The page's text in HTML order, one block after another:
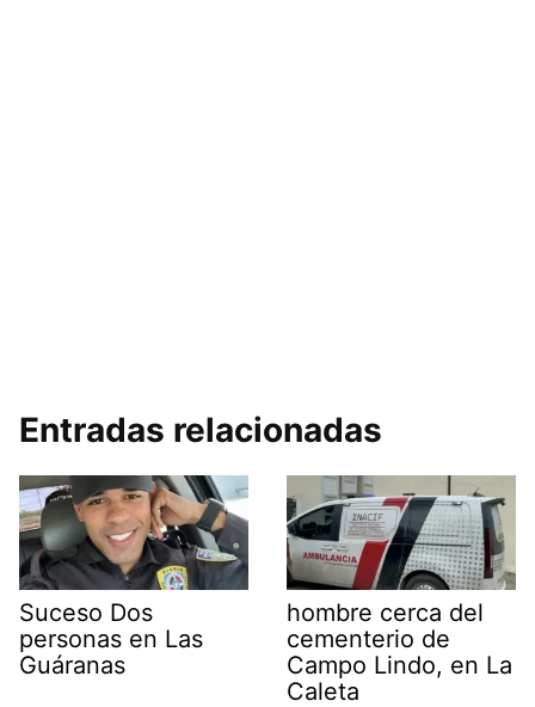
Entradas relacionadas
Suceso Dos
personas en Las
Guáranas
hombre cerca del
cementerio de
Campo Lindo, en La
Caleta